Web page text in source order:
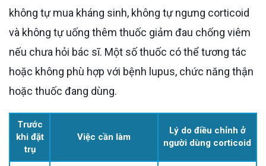
không tự mua kháng sinh, không tự ngưng corticoid
và không tự uống thêm thuốc giảm đau chống viêm
nếu chưa hỏi bác sĩ. Một số thuốc có thể tương tác
hoặc không phù hợp với bệnh lupus, chức năng thận
hoặc thuốc đang dùng.
Trước
khi đặt
trụ
Việc cần làm
Lý do điều chỉnh ở
người dùng corticoid